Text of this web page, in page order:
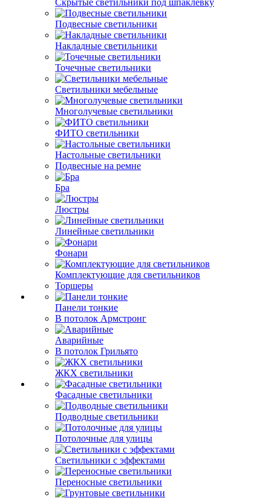
Скрытые светильники под шпаклевку
Подвесные светильники
Накладные светильники
Точечные светильники
Светильники мебельные
Многолучевые светильники
ФИТО светильники
Настольные светильники
Подвесные на ремне
Бра
Люстры
Линейные светильники
Фонари
Комплектующие для светильников
Торшеры
Панели тонкие
В потолок Армстронг
Аварийные
В потолок Грильято
ЖКХ светильники
Фасадные светильники
Подводные светильники
Потолочные для улицы
Светильники с эффектами
Переносные светильники